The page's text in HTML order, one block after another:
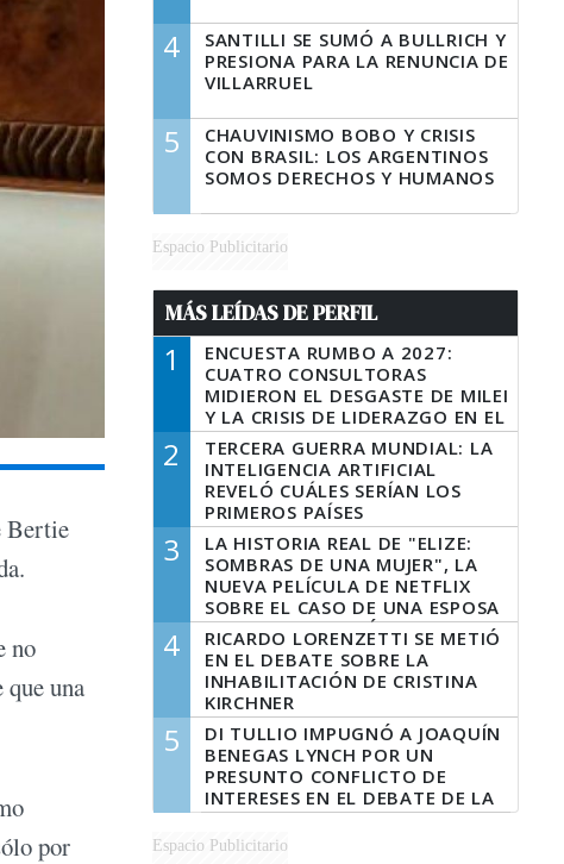
Bertie
no
que una
por
4
SANTILLI SE SUMÓ A BULLRICH Y
PRESIONA PARA LA RENUNCIA DE
VILLARRUEL
5
CHAUVINISMO BOBO Y CRISIS
CON BRASIL: LOS ARGENTINOS
SOMOS DERECHOS Y HUMANOS
Espacio Publicitario
MÁS LEÍDAS DE PERFIL
1
ENCUESTA RUMBO A 2027:
CUATRO CONSULTORAS
MIDIERON EL DESGASTE DE MILEI
Y LA CRISIS DE LIDERAZGO EN EL
PERONISMO
2
TERCERA GUERRA MUNDIAL: LA
INTELIGENCIA ARTIFICIAL
REVELÓ CUÁLES SERÍAN LOS
PRIMEROS PAÍSES
LATINOAMERICANOS EN SER
DERROTADOS
3
LA HISTORIA REAL DE "ELIZE:
SOMBRAS DE UNA MUJER", LA
NUEVA PELÍCULA DE NETFLIX
SOBRE EL CASO DE UNA ESPOSA
QUE DESCUARTIZÓ A SU
MARIDO
4
RICARDO LORENZETTI SE METIÓ
EN EL DEBATE SOBRE LA
INHABILITACIÓN DE CRISTINA
KIRCHNER
5
DI TULLIO IMPUGNÓ A JOAQUÍN
BENEGAS LYNCH POR UN
PRESUNTO CONFLICTO DE
INTERESES EN EL DEBATE DE LA
LEY DE TIERRAS
Espacio Publicitario